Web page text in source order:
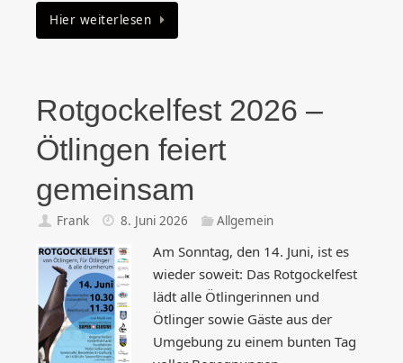
Hier weiterlesen
Rotgockelfest 2026 –
Ötlingen feiert
gemeinsam
Frank 8. Juni 2026 Allgemein
Am Sonntag, den 14. Juni, ist es
wieder soweit: Das Rotgockelfest
lädt alle Ötlingerinnen und
Ötlinger sowie Gäste aus der
Umgebung zu einem bunten Tag